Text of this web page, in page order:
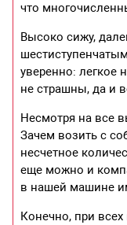
что
Высоко сижу,
уверенно: легкое
не страшны, да и
Несмотря на все
Зачем возить с
несчетное
еще можно и
в нашей машине
Конечно, при